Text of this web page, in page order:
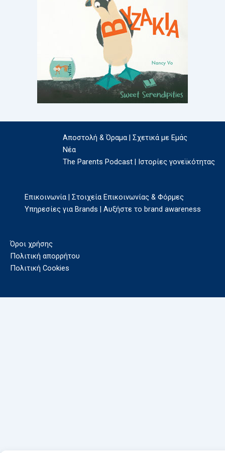
Αποστολή & Όραμα | Σχετικά με Εμάς
Νέα
The Parents Podcast | Ιστορίες γονεϊκότητας
Επικοινωνία | Στοιχεία Επικοινωνίας & Φόρμες
Υπηρεσίες για Brands | Αυξήστε το brand awareness
Όροι χρήσης
Πολιτική απορρήτου
Πολιτική Cookies